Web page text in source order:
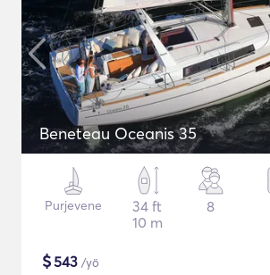
Beneteau Oceanis 35
Purjevene
34 ft
10 m
8
$543 /yö